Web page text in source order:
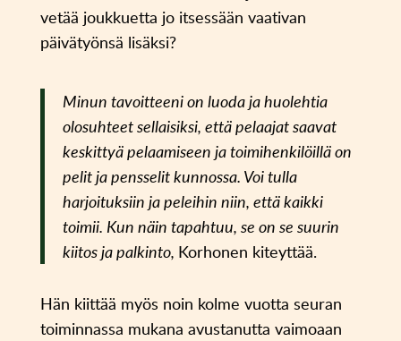
vetää joukkuetta jo itsessään vaativan
päivätyönsä lisäksi?
Minun tavoitteeni on luoda ja huolehtia
olosuhteet sellaisiksi, että pelaajat saavat
keskittyä pelaamiseen ja toimihenkilöillä on
pelit ja pensselit kunnossa. Voi tulla
harjoituksiin ja peleihin niin, että kaikki
toimii. Kun näin tapahtuu, se on se suurin
kiitos ja palkinto, Korhonen kiteyttää.
Hän kiittää myös noin kolme vuotta seuran
toiminnassa mukana avustanutta vaimoaan